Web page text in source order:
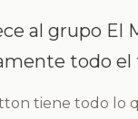
al grupo El
todo
tiene todo lo